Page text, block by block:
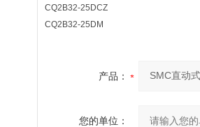
CQ2B32-25DCZ
CQ2B32-25DM
产品：
您的单位：